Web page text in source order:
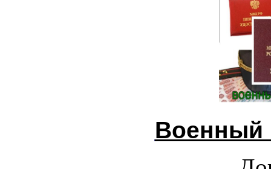
Военный